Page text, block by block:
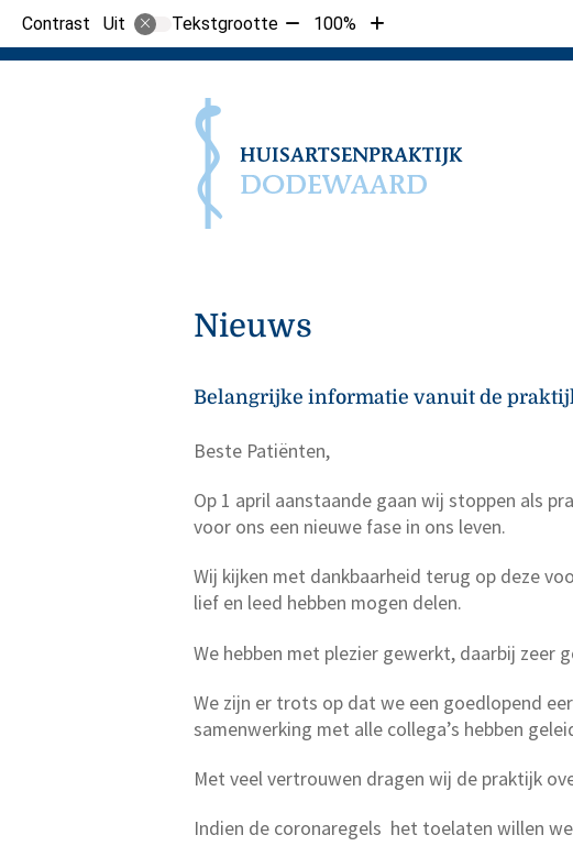
Contrast Uit Tekstgrootte Tekst
verkleinen
100%
Tekst
vergroten
Nieuws
Belangrijke informatie vanuit de
Beste Patiënten,
Op 1 april aanstaande gaan wij stoppen als
voor ons een nieuwe fase in ons leven.
Wij kijken met dankbaarheid terug op deze
lief en leed hebben mogen delen.
We hebben met plezier gewerkt, daarbij zeer
We zijn er trots op dat we een goedlopend
samenwerking met alle collega’s hebben
Met veel vertrouwen dragen wij de praktijk
Indien de coronaregels het toelaten willen